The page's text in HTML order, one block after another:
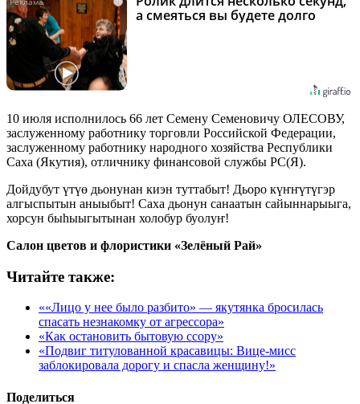
а смеяться вы будете долго
10 июля исполнилось 66 лет Семену Семеновичу ОЛЕСОВУ,
заслуженному работнику торговли Российской Федерации,
заслуженному работнику народного хозяйства Республики
Саха (Якутия), отличнику финансовой службы РС(Я).
Дойдубут үтүө дьонунан киэн туттабыт! Дьоро күҥҥүтүгэр
алгыспытын аныыбыт! Саха дьонун санаатын сайыннарыыга,
хорсун быһыыгытынан холобур буолуҥ!
Салон цветов и флористики «Зелёный Рай»
Читайте также:
««Лицо у нее было разбито» — якутянка бросилась
спасать незнакомку от агрессора»
«Как остановить бытовую ссору»
«Подвиг титулованной красавицы: Вице-мисс
заблокировала дорогу и спасла женщину!»
Поделиться